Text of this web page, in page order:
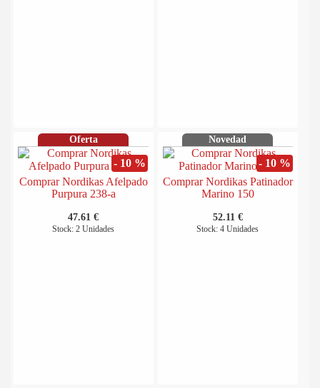
Oferta
- 10 %
Comprar Nordikas Afelpado
Purpura 238-a
47.61 €
Stock: 2 Unidades
Novedad
- 10 %
Comprar Nordikas Patinador
Marino 150
52.11 €
Stock: 4 Unidades